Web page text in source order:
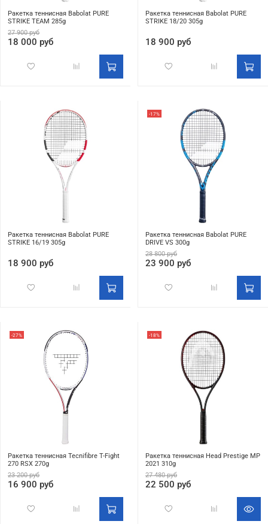
Ракетка теннисная Babolat PURE
STRIKE TEAM 285g
27 900 руб
18 000 руб
Ракетка теннисная Babolat PURE
STRIKE 18/20 305g
18 900 руб
Ракетка теннисная Babolat PURE
STRIKE 16/19 305g
18 900 руб
-17%
Ракетка теннисная Babolat PURE
DRIVE VS 300g
28 800 руб
23 900 руб
-27%
Ракетка теннисная Tecnifibre T-Fight
270 RSX 270g
23 200 руб
16 900 руб
-18%
Ракетка теннисная Head Prestige MP
2021 310g
27 480 руб
22 500 руб